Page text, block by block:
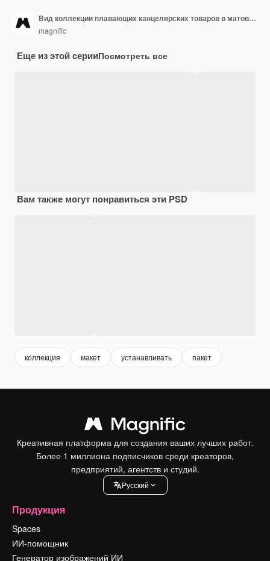
Вид коллекции плавающих канцелярских товаров в матовом стиле
magnific
Еще из этой серииПосмотреть все
Вам также могут понравиться эти PSD
коллекция макет устанавливать пакет
Креативная платформа для создания ваших лучших работ.
Более 1 миллиона подписчиков среди креаторов,
предприятий, агентств и студий.
Pусский
Продукция
Spaces
ИИ-помощник
Генератор изображений ИИ